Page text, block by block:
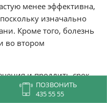
ПОЗВОНИТЬ
435 55 55
менее эффективна,
изначально
Кроме того, болезнь
во втором
и продлить срок
часто проводят
которая